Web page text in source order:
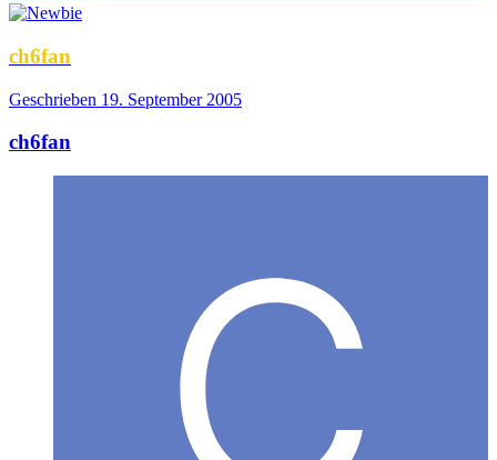
ch6fan
Geschrieben 19. September 2005
ch6fan